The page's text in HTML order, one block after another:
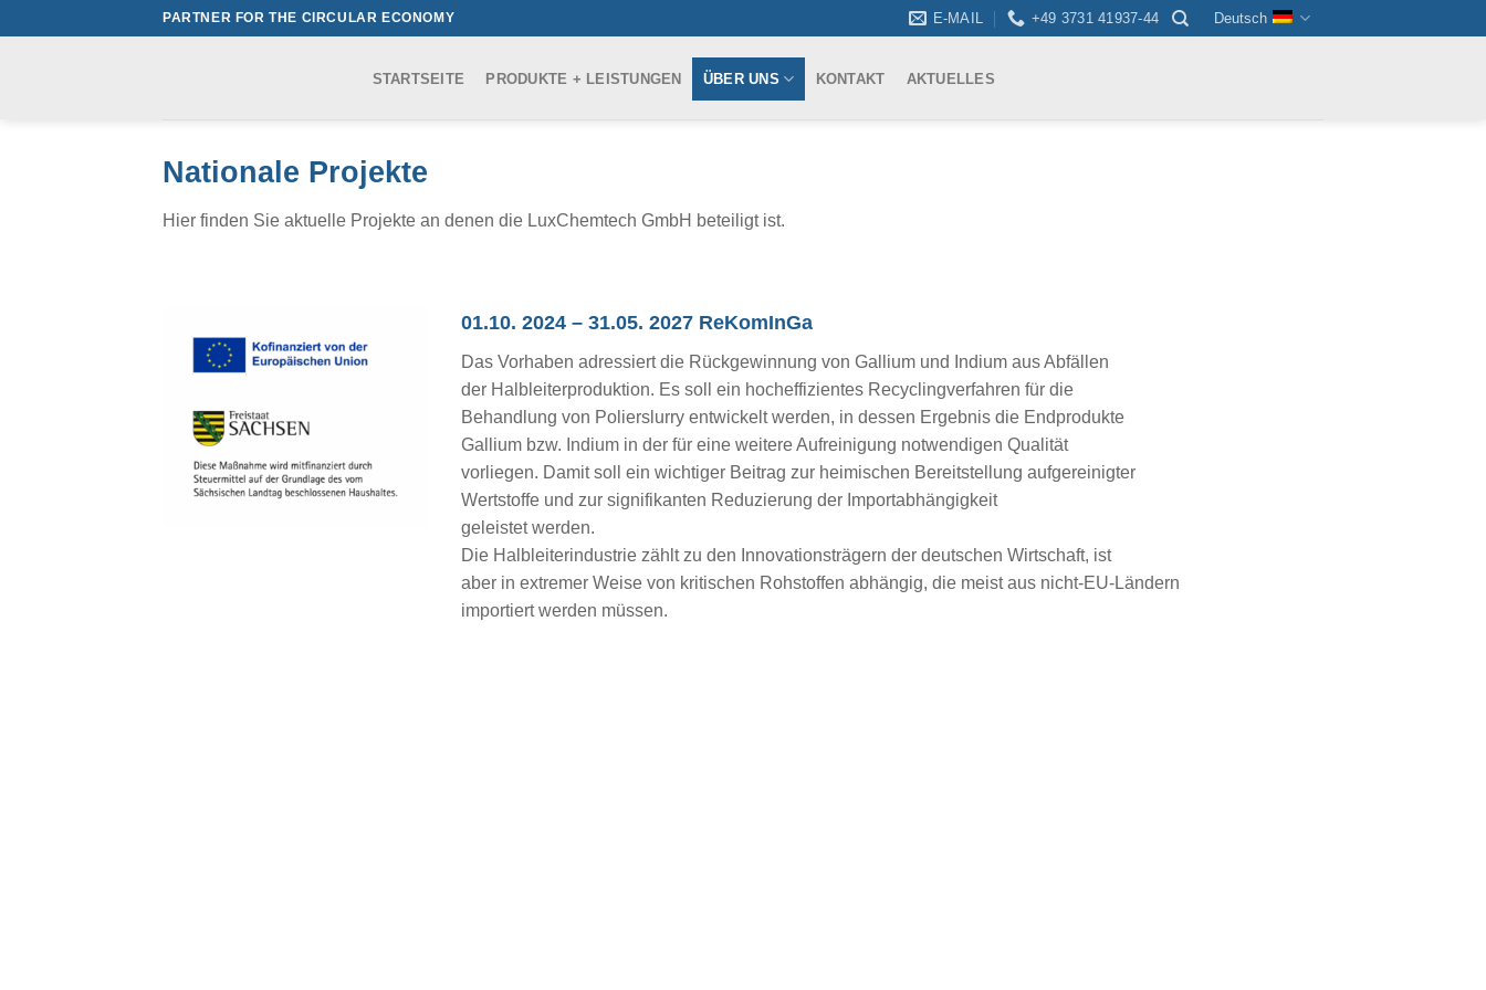
to
PARTNER FOR THE CIRCULAR ECONOMY E-MAIL +49 3731 41937-44 Deutsch
STARTSEITE PRODUKTE + LEISTUNGEN ÜBER UNS KONTAKT AKTUELLES
Nationale Projekte
Hier finden Sie aktuelle Projekte an denen die LuxChemtech GmbH beteiligt ist.
01.10. 2024 – 31.05. 2027 ReKomInGa
Das Vorhaben adressiert die Rückgewinnung von Gallium und Indium aus Abfällen
der Halbleiterproduktion. Es soll ein hocheffizientes Recyclingverfahren für die
Behandlung von Polierslurry entwickelt werden, in dessen Ergebnis die Endprodukte
Gallium bzw. Indium in der für eine weitere Aufreinigung notwendigen Qualität
vorliegen. Damit soll ein wichtiger Beitrag zur heimischen Bereitstellung aufgereinigter
Wertstoffe und zur signifikanten Reduzierung der Importabhängigkeit
geleistet werden.
Die Halbleiterindustrie zählt zu den Innovationsträgern der deutschen Wirtschaft, ist
aber in extremer Weise von kritischen Rohstoffen abhängig, die meist aus nicht-EU-Ländern
importiert werden müssen.